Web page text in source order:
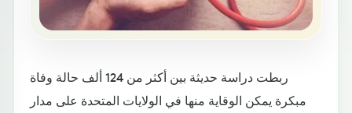
ربطت دراسة حديثة بين أكثر من 124 ألف حالة وفاة
مبكرة يمكن الوقاية منها في الولايات المتحدة على مدار